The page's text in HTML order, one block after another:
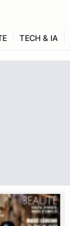
TECH & IA